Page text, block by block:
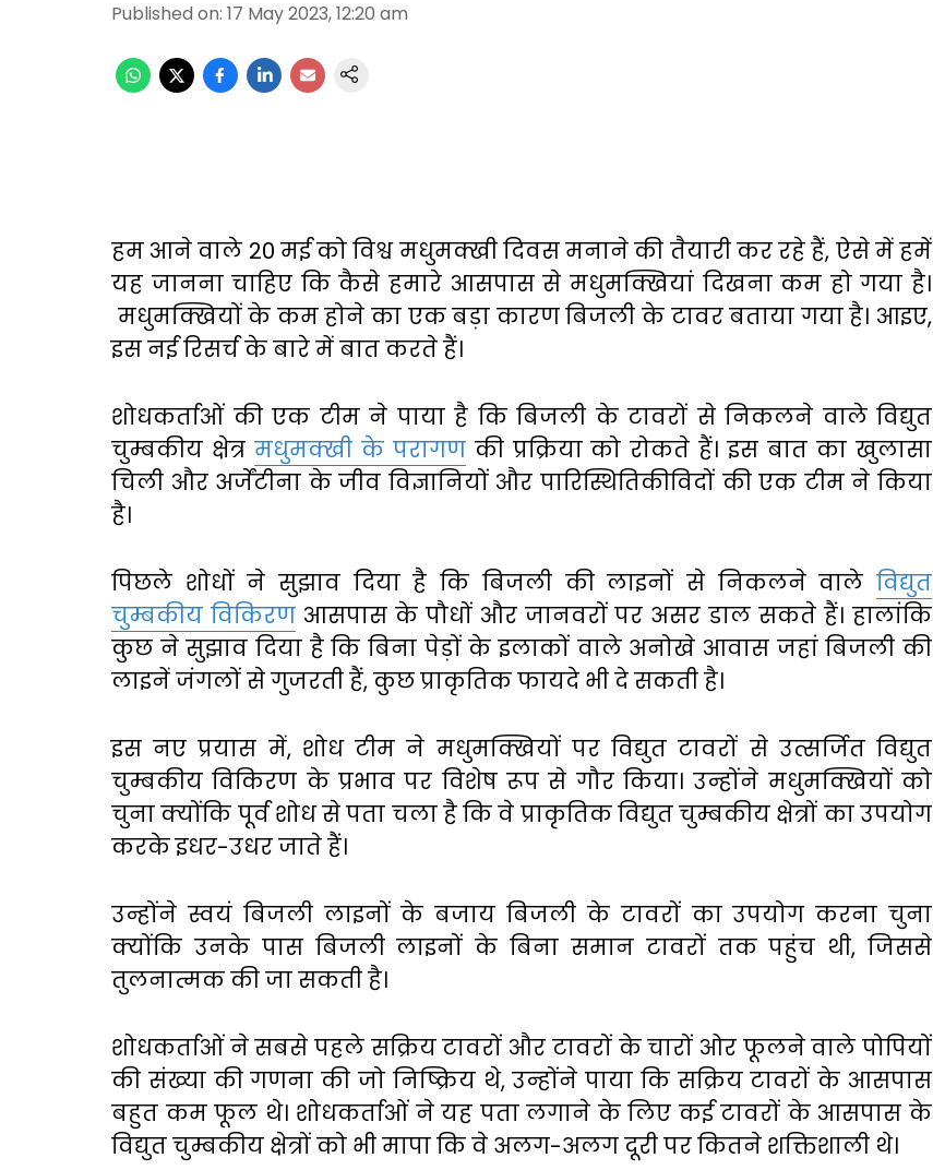
Published on: 17 May 2023, 12:20 am
हम आने वाले 20 मई को विश्व मधुमक्खी दिवस मनाने की तैयारी कर रहे हैं, ऐसे में हमें
यह जानना चाहिए कि कैसे हमारे आसपास से मधुमक्खियां दिखना कम हो गया है।
मधुमक्खियों के कम होने का एक बड़ा कारण बिजली के टावर बताया गया है। आइए,
इस नई रिसर्च के बारे में बात करते हैं।
शोधकर्ताओं की एक टीम ने पाया है कि बिजली के टावरों से निकलने वाले विद्युत
चुम्बकीय क्षेत्र मधुमक्खी के परागणकी प्रक्रिया को रोकते हैं। इस बात का खुलासा
चिली और अर्जेंटीना के जीव विज्ञानियों और पारिस्थितिकीविदों की एक टीम ने किया
है।
पिछले शोधों ने सुझाव दिया है कि बिजली की लाइनों से निकलने वाले विद्युत
चुम्बकीय विकिरणआसपास के पौधों और जानवरों पर असर डाल सकते हैं। हालांकि
कुछ ने सुझाव दिया है कि बिना पेड़ों के इलाकों वाले अनोखे आवास जहां बिजली की
लाइनें जंगलों से गुजरती हैं, कुछ प्राकृतिक फायदे भी दे सकती है।
इस नए प्रयास में, शोध टीम ने मधुमक्खियों पर विद्युत टावरों से उत्सर्जित विद्युत
चुम्बकीय विकिरण के प्रभाव पर विशेष रूप से गौर किया। उन्होंने मधुमक्खियों को
चुना क्योंकि पूर्व शोध से पता चला है कि वे प्राकृतिक विद्युत चुम्बकीय क्षेत्रों का उपयोग
करके इधर-उधर जाते हैं।
उन्होंने स्वयं बिजली लाइनों के बजाय बिजली के टावरों का उपयोग करना चुना
क्योंकि उनके पास बिजली लाइनों के बिना समान टावरों तक पहुंच थी, जिससे
तुलनात्मक की जा सकती है।
शोधकर्ताओं ने सबसे पहले सक्रिय टावरों और टावरों के चारों ओर फूलने वाले पोपियों
की संख्या की गणना की जो निष्क्रिय थे, उन्होंने पाया कि सक्रिय टावरों के आसपास
बहुत कम फूल थे। शोधकर्ताओं ने यह पता लगाने के लिए कई टावरों के आसपास के
विद्युत चुम्बकीय क्षेत्रों को भी मापा कि वे अलग-अलग दूरी पर कितने शक्तिशाली थे।